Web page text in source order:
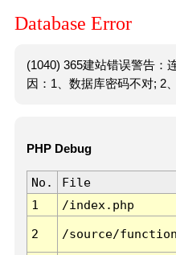
Database Error
(1040) 365建站错误警告：
因：1、数据库密码不对; 2
PHP Debug
No. File
1
/index.php
2 /source/